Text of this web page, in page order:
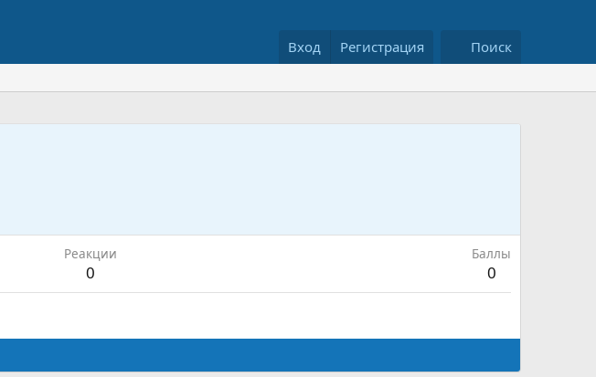
Вход Регистрация Поиск
Реакции
0
Баллы
0